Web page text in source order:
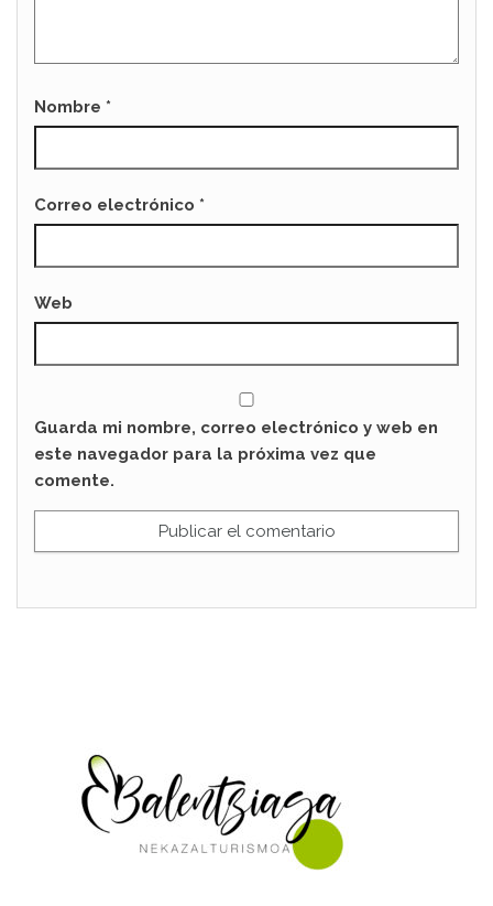
Nombre *
Correo electrónico *
Web
Guarda mi nombre, correo electrónico y web en
este navegador para la próxima vez que
comente.